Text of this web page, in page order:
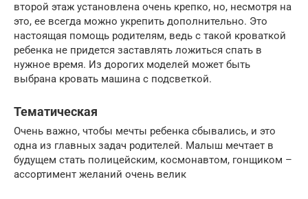
второй этаж установлена очень крепко, но, несмотря на
это, ее всегда можно укрепить дополнительно. Это
настоящая помощь родителям, ведь с такой кроваткой
ребенка не придется заставлять ложиться спать в
нужное время. Из дорогих моделей может быть
выбрана кровать машина с подсветкой.
Тематическая
Очень важно, чтобы мечты ребенка сбывались, и это
одна из главных задач родителей. Малыш мечтает в
будущем стать полицейским, космонавтом, гонщиком –
ассортимент желаний очень велик